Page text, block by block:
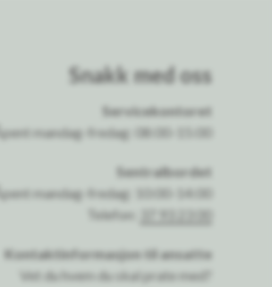
Snakk med oss
Servicekontoret
Åpent mandag-fredag: 08:00-15:00
Sentralbordet
Åpent mandag-fredag: 10:00-14:00
Telefon:
37 93 23 00
Kontaktinformasjon til ansatte
Vet du hvem du skal prate med?